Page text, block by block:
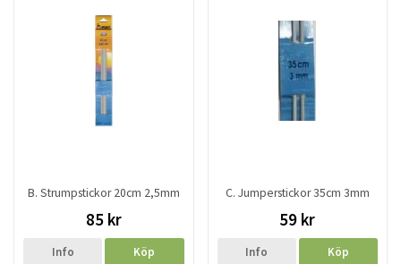
B. Strumpstickor 20cm 2,5mm
85 kr
Info Köp
C. Jumperstickor 35cm 3mm
59 kr
Info Köp